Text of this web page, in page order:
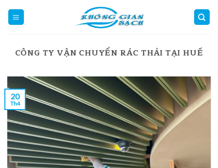
CÔNG TY VẬN CHUYỂN RÁC THẢI TẠI HUẾ
20
Th4